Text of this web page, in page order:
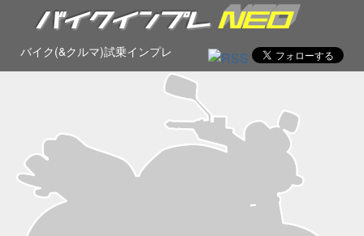
バイク(&クルマ)試乗インプレ